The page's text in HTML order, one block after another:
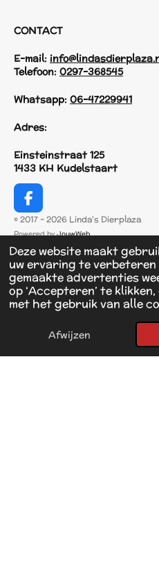
Deze website maakt
uw ervaring te verbeteren
gemaakte advertenties
op ‘Accepteren’ te
met het gebruik van alle
Afwijzen
CONTACT
E-mail:
Telefoon: 0297-368545
Whatsapp: 06-47229941
Adres:
Einsteinstraat 125
1433 KH Kudelstaart
F
a
c
b
o
o
k
© 2017 - 2026 Linda's Dierplaza
Powered byJouwWeb
E-mailadres Telefoonnummer